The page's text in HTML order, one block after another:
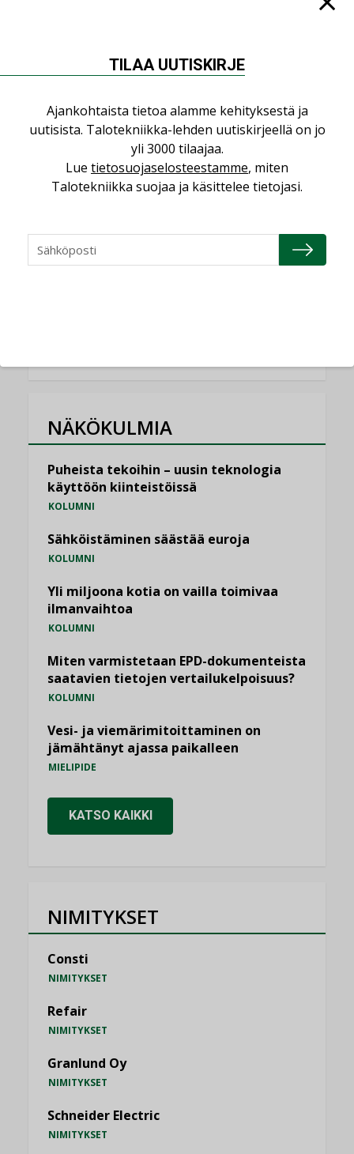
AJANKOHTAISTA
Sähköistyminen kasvaa voimakkaasti:
”Tulevat kilpailuedut syntyvät, kun
erilliset teknologiat tuodaan yhteen”
AJANKOHTAISTA ,TILAAJILLE
Puutteellinen eristys lisää lämpöhäviöitä
Kaivamattomat menetelmät
vakiinnuttavat asemansa taloyhtiöissä
NÄKÖKULMIA
Puheista tekoihin – uusin teknologia
käyttöön kiinteistöissä
KOLUMNI
Sähköistäminen säästää euroja
KOLUMNI
Yli miljoona kotia on vailla toimivaa
ilmanvaihtoa
KOLUMNI
Miten varmistetaan EPD-dokumenteista
saatavien tietojen vertailukelpoisuus?
KOLUMNI
Vesi- ja viemärimitoittaminen on
jämähtänyt ajassa paikalleen
MIELIPIDE
KATSO KAIKKI
NIMITYKSET
Consti
NIMITYKSET
Refair
NIMITYKSET
Granlund Oy
NIMITYKSET
Schneider Electric
NIMITYKSET
TILAA UUTISKIRJE
Ajankohtaista tietoa alamme kehityksestä ja
uutisista. Talotekniikka-lehden uutiskirjeellä on jo
yli 3000 tilaajaa.
Lue tietosuojaselosteestamme, miten
Talotekniikka suojaa ja käsittelee tietojasi.